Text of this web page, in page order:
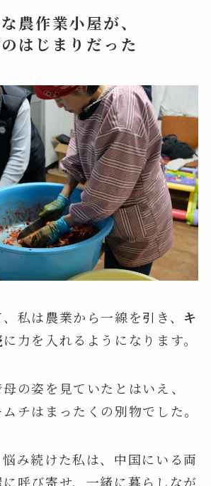
農作業小屋が、
はじまりだった
私は農業から一線を引き、 キ
に力を入れるようになります。
の姿を見ていたとはいえ、
チはまったくの別物でした。
み続けた私は、中国にいる両
呼び寄せ、一緒に暮らしなが